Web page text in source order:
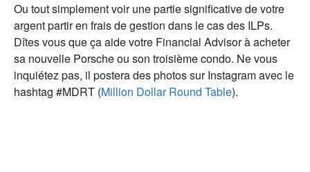
Ou tout simplement voir une partie significative de votre
argent partir en frais de gestion dans le cas des ILPs.
Dîtes vous que ça aide votre Financial Advisor à acheter
sa nouvelle Porsche ou son troisième condo. Ne vous
inquiétez pas, il postera des photos sur Instagram avec le
hashtag #MDRT (Million Dollar Round Table).